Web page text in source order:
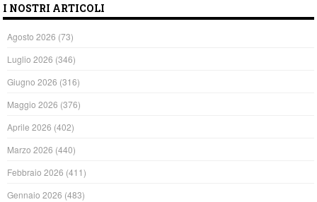
I NOSTRI ARTICOLI
Agosto 2026 (73)
Luglio 2026 (346)
Giugno 2026 (316)
Maggio 2026 (376)
Aprile 2026 (402)
Marzo 2026 (440)
Febbraio 2026 (411)
Gennaio 2026 (483)